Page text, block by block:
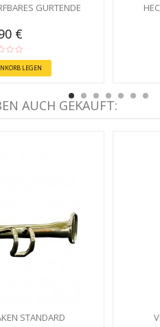
GURTENDE
€
LEGEN
AUCH GEKAUFT:
STANDARD